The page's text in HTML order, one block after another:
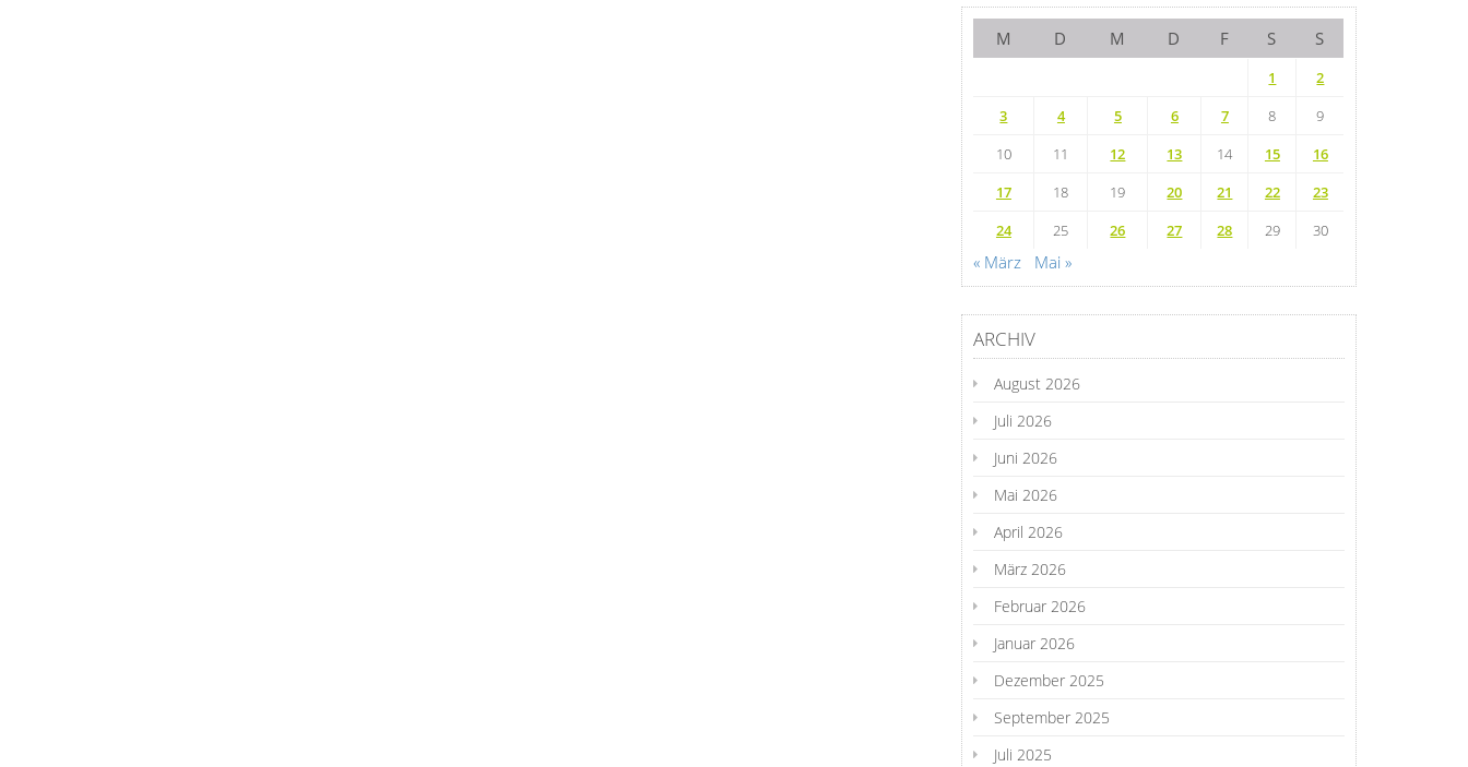
M D M D F S S
1
2
3
4 5 6 7 8
9
10
11 12 13 14 15
16
17
18 19 20 21 22
23
24
25 26 27 28 29 30
« März Mai »
ARCHIV
August 2026
Juli 2026
Juni 2026
Mai 2026
April 2026
März 2026
Februar 2026
Januar 2026
Dezember 2025
September 2025
Juli 2025